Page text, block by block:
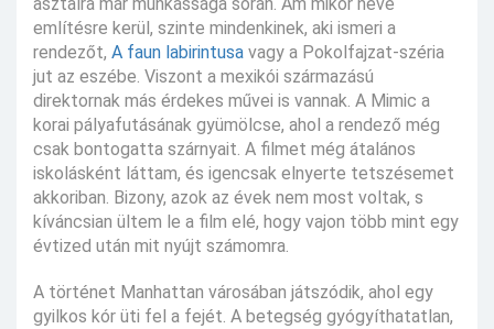
említésre kerül, szinte mindenkinek, aki ismeri a
rendezőt, A faun labirintusa vagy a Pokolfajzat-széria
jut az eszébe. Viszont a mexikói származású
direktornak más érdekes művei is vannak. A Mimic a
korai pályafutásának gyümölcse, ahol a rendező még
csak bontogatta szárnyait. A filmet még átalános
iskolásként láttam, és igencsak elnyerte tetszésemet
akkoriban. Bizony, azok az évek nem most voltak, s
kíváncsian ültem le a film elé, hogy vajon több mint egy
évtized után mit nyújt számomra.
A történet Manhattan városában játszódik, ahol egy
gyilkos kór üti fel a fejét. A betegség gyógyíthatatlan,